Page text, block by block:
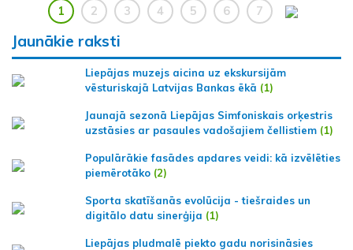
1 2 3 4 5 6 7
Jaunākie raksti
Liepājas muzejs aicina uz ekskursijām
vēsturiskajā Latvijas Bankas ēkā (1)
Jaunajā sezonā Liepājas Simfoniskais orķestris
uzstāsies ar pasaules vadošajiem čellistiem (1)
Populārākie fasādes apdares veidi: kā izvēlēties
piemērotāko (2)
Sporta skatīšanās evolūcija - tiešraides un
digitālo datu sinerģija (1)
Liepājas pludmalē piekto gadu norisināsies